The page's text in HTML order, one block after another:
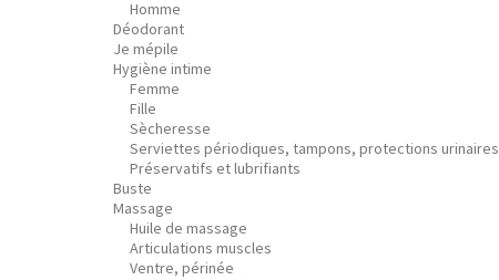
Homme
Déodorant
Je mépile
Hygiène intime
Femme
Fille
Sècheresse
Serviettes périodiques, tampons, protections urinaires
Préservatifs et lubrifiants
Buste
Massage
Huile de massage
Articulations muscles
Ventre, périnée